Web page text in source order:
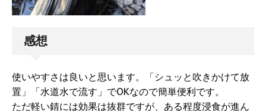
感想
使いやすさは良いと思います。「シュッと吹きかけて放
置」「水道水で流す」でOKなので簡単便利です。
ただ軽い錆には効果は抜群ですが、ある程度浸食が進ん